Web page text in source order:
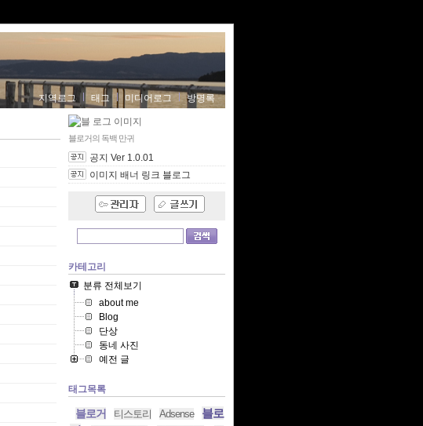
지역로그 태그 미디어로그 방명록
블로거의 독백 만귀
공지 Ver 1.0.01
이미지 배너 링크 블로그
카테고리
분류 전체보기
about me
Blog
단상
동네 사진
예전 글
태그목록
블로거 티스토리 Adsense
블로